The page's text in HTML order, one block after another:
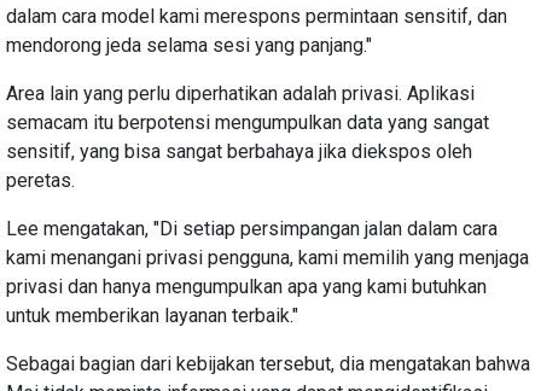
dalam cara model kami merespons permintaan sensitif, dan
mendorong jeda selama sesi yang panjang."
Area lain yang perlu diperhatikan adalah privasi. Aplikasi
semacam itu berpotensi mengumpulkan data yang sangat
sensitif, yang bisa sangat berbahaya jika diekspos oleh
peretas.
Lee mengatakan, "Di setiap persimpangan jalan dalam cara
kami menangani privasi pengguna, kami memilih yang menjaga
privasi dan hanya mengumpulkan apa yang kami butuhkan
untuk memberikan layanan terbaik."
Sebagai bagian dari kebijakan tersebut, dia mengatakan bahwa